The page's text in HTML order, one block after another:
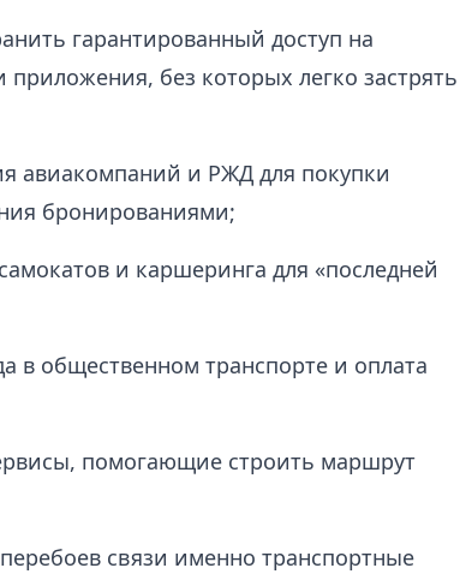
гарантированный доступ на
без которых легко застрять
авиакомпаний и РЖД для покупки
бронированиями;
и каршеринга для «последней
в общественном транспорте и оплата
помогающие строить маршрут
связи именно транспортные